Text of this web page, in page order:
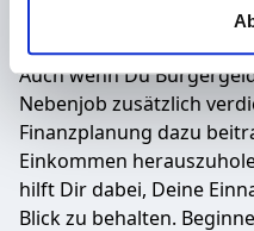
Medien, Werbung und
führen diese
Daten zusammen, die Sie
die sie im Rahmen Ihrer
haben.
cleverem
Auch wenn Du
Nebenjob zusätzlich
Finanzplanung dazu
Einkommen
hilft Dir dabei, Deine
Blick zu behalten.